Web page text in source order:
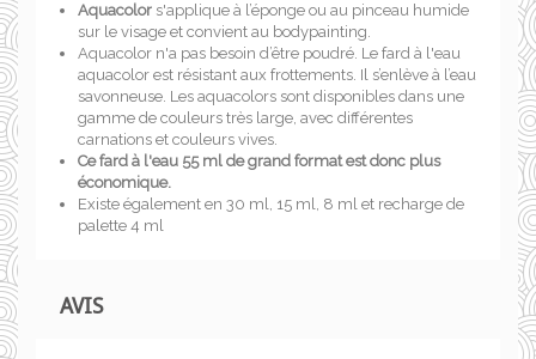
Aquacolor s'applique à l’éponge ou au pinceau humide
sur le visage et convient au bodypainting.
Aquacolor n'a pas besoin d’être poudré. Le fard à l'eau
aquacolor est résistant aux frottements. Il s’enlève à l’eau
savonneuse. Les aquacolors sont disponibles dans une
gamme de couleurs très large, avec différentes
carnations et couleurs vives.
Ce fard à l'eau 55 ml de grand format est donc plus
économique.
Existe également en 30 ml, 15 ml, 8 ml et recharge de
palette 4 ml
AVIS